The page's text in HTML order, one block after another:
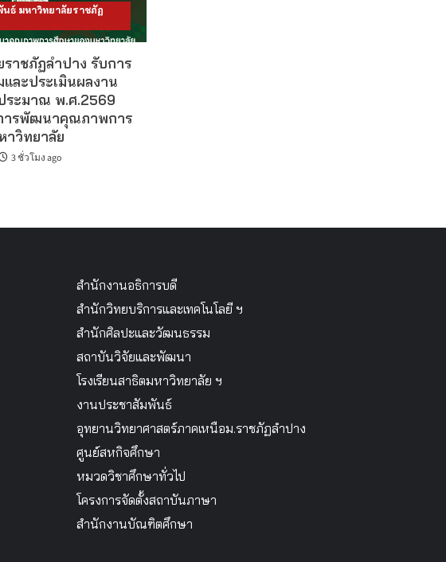
ธ์ มหาวิทยาลัยราชภัฏ
าชภัฏลำปาง รับการ
ละประเมินผลงาน
ระมาณ พ.ศ.2569
การพัฒนาคุณภาพการ
าวิทยาลัย
3 ชั่วโมง ago
สำนักงานอธิการบดี
สำนักวิทยบริการและเทคโนโลยี ฯ
สำนักศิลปะและวัฒนธรรม
สถาบันวิจัยและพัฒนา
โรงเรียนสาธิตมหาวิทยาลัย ฯ
งานประชาสัมพันธ์
อุทยานวิทยาศาสตร์ภาคเหนือม.ราชภัฏลำปาง
ศูนย์สหกิจศึกษา
หมวดวิชาศึกษาทั่วไป
โครงการจัดตั้งสถาบันภาษา
สำนักงานบัณฑิตศึกษา